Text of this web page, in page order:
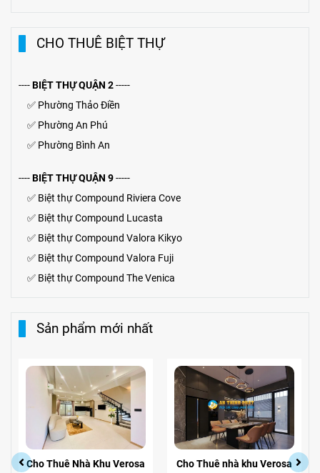
CHO THUÊ BIỆT THỰ
----BIỆT THỰ QUẬN 2-----
✅ Phường Thảo Điền
✅ Phường An Phú
✅ Phường Bình An
----BIỆT THỰ QUẬN 9-----
✅ Biệt thự Compound Riviera Cove
✅ Biệt thựCompound Lucasta
✅ Biệt thựCompound Valora Kikyo
✅ Biệt thự Compound Valora Fuji
✅ Biệt thự Compound The Venica
Sản phẩm mới nhất
Cho Thuê Nhà Khu Verosa
Cho Thuê nhà khu Verosa